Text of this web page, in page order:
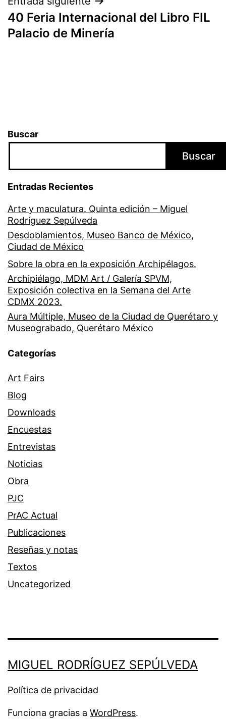
40 Feria Internacional del Libro FIL
Palacio de Minería
Buscar
Buscar
Entradas Recientes
Arte y maculatura. Quinta edición – Miguel
Rodríguez Sepúlveda
Desdoblamientos, Museo Banco de México,
Ciudad de México
Sobre la obra en la exposición Archipélagos.
Archipiélago, MDM Art / Galería SPVM,
Exposición colectiva en la Semana del Arte
CDMX 2023.
Aura Múltiple, Museo de la Ciudad de Querétaro y
Museograbado, Querétaro México
Categorías
Art Fairs
Blog
Downloads
Encuestas
Entrevistas
Noticias
Obra
PJC
PrAC Actual
Publicaciones
Reseñas y notas
Textos
Uncategorized
MIGUEL RODRÍGUEZ SEPÚLVEDA
Política de privacidad
Funciona gracias a WordPress.